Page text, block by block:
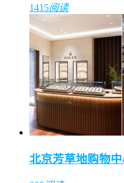
1415阅读
北京芳草地购物中